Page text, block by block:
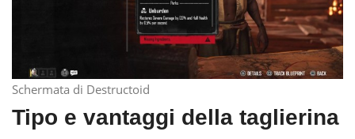
Schermata di Destructoid
Tipo e vantaggi della taglierina